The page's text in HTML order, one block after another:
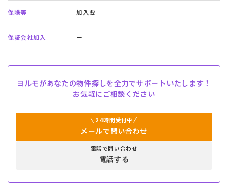
保険等 加入要
保証会社加入 ー
ヨルモがあなたの物件探しを全力でサポートいたします！
お気軽にご相談ください
24時間受付中
メールで問い合わせ
電話で問い合わせ
電話する